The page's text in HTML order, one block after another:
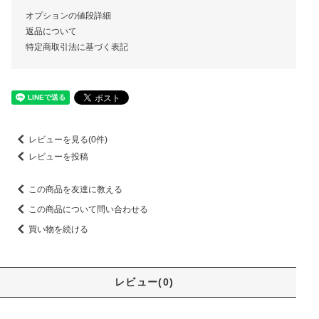
オプションの値段詳細
返品について
特定商取引法に基づく表記
レビューを見る(0件)
レビューを投稿
この商品を友達に教える
この商品について問い合わせる
買い物を続ける
レビュー(0)